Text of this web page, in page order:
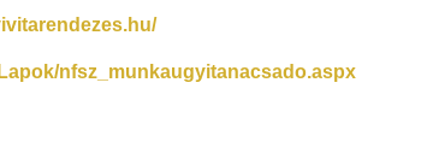
nfsz_munkaugyitanacsado.aspx